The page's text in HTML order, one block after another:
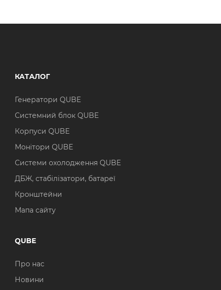
КАТАЛОГ
Генератори QUBE
Системний блок QUBE
Корпуси QUBE
Монітори QUBE
Системи охолодження QUBE
ДБЖ, стабілізатори, батареї
Кронштейни
Мапа сайту
QUBE
Про нас
Новини